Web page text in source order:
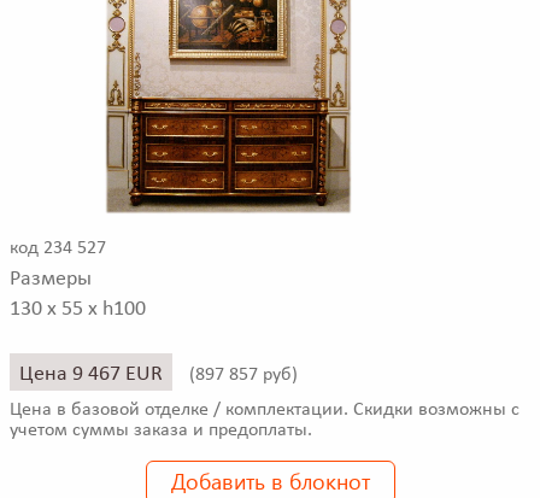
код 234 527
Размеры
130 x 55 x h100
Цена 9 467 EUR (897 857 руб)
Цена в базовой отделке / комплектации. Скидки возможны с
учетом суммы заказа и предоплаты.
Добавить в блокнот